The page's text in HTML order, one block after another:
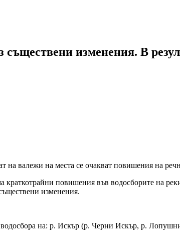
изменения. В
на валежи на места се очакват повишения на
повишения във водосборите на
изменения.
на: р. Искър (р. Черни Искър, р.